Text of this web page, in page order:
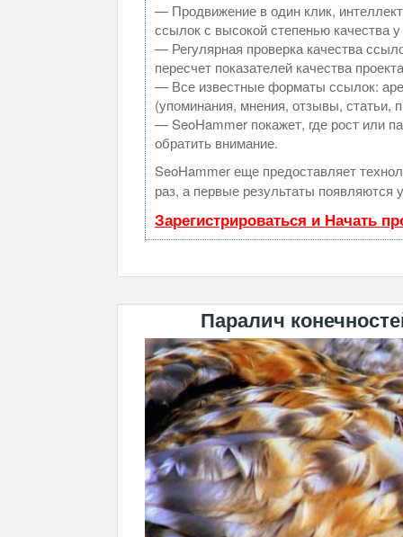
— Продвижение в один клик,
ссылок с высокой степенью качества
— Регулярная проверка качества
пересчет показателей качества
— Все известные форматы ссылок:
(упоминания, мнения, отзывы, статьи,
— SeoHammer покажет, где рост или
обратить внимание.
SeoHammer еще предоставляет
раз, а первые результаты появляются
Зарегистрироваться и Начать
Паралич